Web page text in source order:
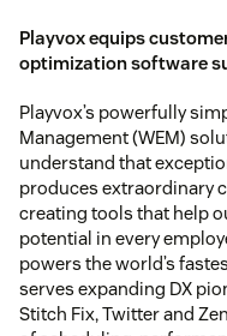
Playvox equips
optimization software
Playvox’s powerfully
Management (WEM)
understand that
produces extraordinary
creating tools that help
potential in every
powers the world’s
serves expanding DX
Stitch Fix, Twitter and